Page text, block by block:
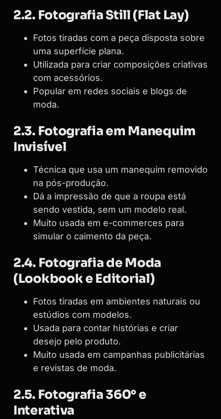
2.2. Fotografia Still (Flat Lay)
Fotos tiradas com a peça disposta sobre
uma superfície plana.
Utilizada para criar composições criativas
com acessórios.
Popular em redes sociais e blogs de
moda.
2.3. Fotografia em Manequim
Invisível
Técnica que usa um manequim removido
na pós-produção.
Dá a impressão de que a roupa está
sendo vestida, sem um modelo real.
Muito usada em e-commerces para
simular o caimento da peça.
2.4. Fotografia de Moda
(Lookbook e Editorial)
Fotos tiradas em ambientes naturais ou
estúdios com modelos.
Usada para contar histórias e criar
desejo pelo produto.
Muito usada em campanhas publicitárias
e revistas de moda.
2.5. Fotografia 360° e
Interativa